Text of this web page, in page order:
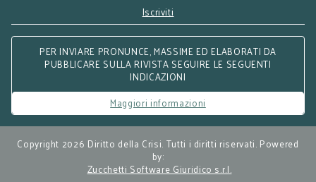
Iscriviti
PER INVIARE PRONUNCE, MASSIME ED ELABORATI DA
PUBBLICARE SULLA RIVISTA SEGUIRE LE SEGUENTI
INDICAZIONI
Maggiori informazioni
Copyright 2026 Diritto della Crisi. Tutti i diritti riservati. Powered
by:
Zucchetti Software Giuridico s.r.l.